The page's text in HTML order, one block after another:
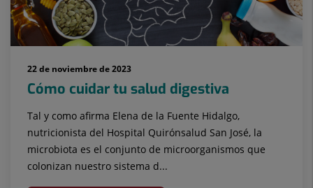
22 de noviembre de 2023
Cómo cuidar tu salud digestiva
Tal y como afirma Elena de la Fuente Hidalgo,
nutricionista del Hospital Quirónsalud San José, la
microbiota es el conjunto de microorganismos que
colonizan nuestro sistema d...